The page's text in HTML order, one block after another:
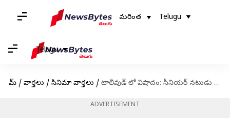
మరింత Telugu
Telugu
హోమ్ / వార్తలు / సినిమా వార్తలు / టాలీవుడ్ లో విషాదం: సీనియర్ నటుడు శరత్ బాబు ఇకలేరు
ADVERTISEMENT